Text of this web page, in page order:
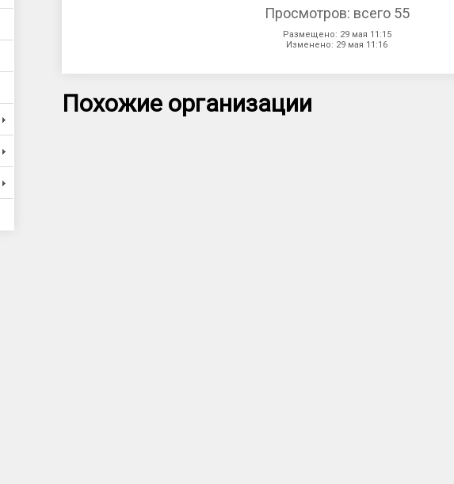
Просмотров: всего 55
Размещено: 29 мая 11:15
Изменено: 29 мая 11:16
Похожие организации